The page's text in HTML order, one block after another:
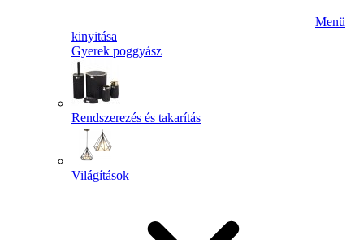
Menü
kinyitása
Gyerek poggyász
Rendszerezés és takarítás
Világítások